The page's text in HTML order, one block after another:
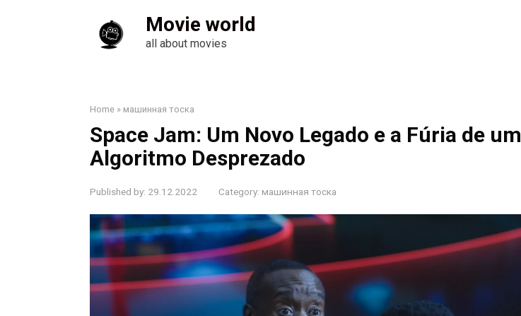
Movie world
all about movies
Home » машинная тоска
Space Jam: Um Novo Legado e a Fúria de um
Algoritmo Desprezado
Published by: 29.12.2022 Category: машинная тоска